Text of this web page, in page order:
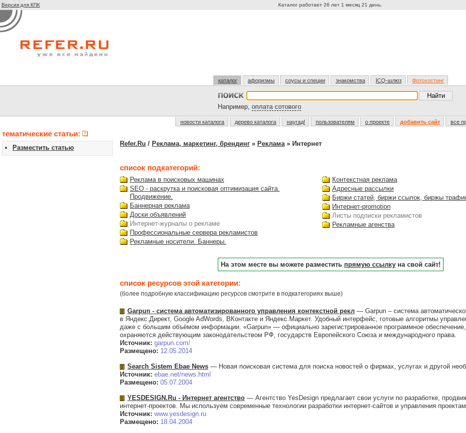
Версия для КПК Каталог работает 26 лет 1 месяц 21 день.
каталог афоризмы соусы и специи знакомства ICQ-шлюз Фотохостинг
Например, оплата сотового
новости каталога дерево каталога наугад! пользователям о проекте добавить сайт все
тематические статьи:
Разместить статью
Refer.Ru / Реклама, маркетинг, брендинг » Реклама» Интернет
список подкатегорий:
Реклама в поисковых машинах
SEO - раскрутка и поисковая оптимизация сайта.
Продвижение.
Баннерная реклама
Доски объявлений
Интернет-журналы о рекламе
Профессиональные сервера рекламистов
Рекламные носители. Баннеры.
Контекстная реклама
Адресные рассылки
Биржи статей, биржи ссылок, биржы
Интернет-promotion
Листы подписки рекламистов
Рекламные агенства
На этом месте вы можете разместить прямую ссылку на свой сайт!
список ресурсов этой категории:
(более подробную классификацию ресурсов смотрите в подкатегориях выше)
Garpun - система автоматизированного управления контекстной рекл — Garpun – система
в Яндекс.Директ, Google AdWords, ВКонтакте и Яндекс.Маркет. Удобный интерфейс, готовые алгоритмы
даже с большим объёмом информации. «Garpun» — официально зарегистрированное программное обеспечение,
охраняются действующим законодательством РФ, государств Европейского Союза и международного права.
Источник: garpun.com/
Размещено: 12.05.2014
Search Sistem Ebae News — Новая поисковая система для поиска новостей о фирмах, услугах и другой
Источник: ebae.net/news.html
Размещено: 05.07.2004
YESDESIGN.Ru - Интернет агентство — Агентство YesDesign предлагает свои услуги по разработке,
интернет-проектов. Мы используем современные технологии разработки интернет-сайтов и управления
Источник: www.yesdesign.ru
Размещено: 18.04.2004